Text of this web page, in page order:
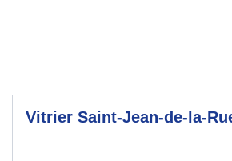
Vitrier Saint-Jean-de-la-